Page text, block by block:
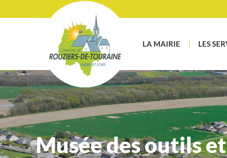
LA MAIRIE LES
Musée des outils